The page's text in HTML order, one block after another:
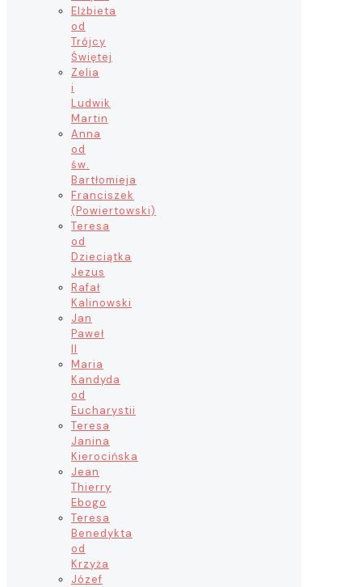
Elżbieta
od
Trójcy
Świętej
Zelia
i
Ludwik
Martin
Anna
od
św.
Bartłomieja
Franciszek
(Powiertowski)
Teresa
od
Dzieciątka
Jezus
Rafał
Kalinowski
Jan
Paweł
II
Maria
Kandyda
od
Eucharystii
Teresa
Janina
Kierocińska
Jean
Thierry
Ebogo
Teresa
Benedykta
od
Krzyża
Józef